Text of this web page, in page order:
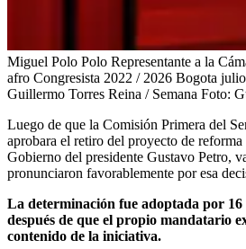
Miguel Polo Polo Representante a la
afro Congresista 2022 / 2026 Bogota
Guillermo Torres Reina / Semana Foto:
Luego de que la Comisión Primera del
aprobara el retiro del proyecto de
Gobierno del presidente Gustavo Petro,
pronunciaron favorablemente por esa
La determinación fue adoptada por 16
después de que el propio mandatario
contenido de la iniciativa.